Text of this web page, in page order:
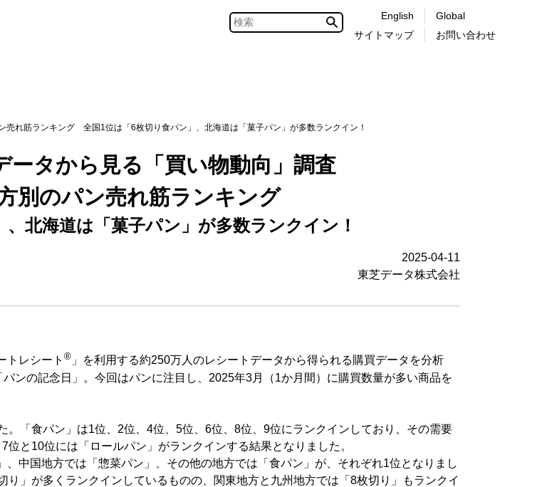
English
サイトマップ
Global
お問い合わせ
れ筋ランキング 全国1位は「6枚切り食パン」、北海道は「菓子パン」が多数ランクイン！
ータから見る「買い物動向」調査
別のパン売れ筋ランキング
北海道は「菓子パン」が多数ランクイン！
2025-04-11
東芝データ株式会社
トレシート ® 」を利用する約250万人のレシートデータから得られる購買データを分析
ンの記念日」。今回はパンに注目し、2025年3月（1か月間）に購買数量が多い商品を
「食パン」は1位、2位、4位、5位、6位、8位、9位にランクインしており、その需要
と10位には「ロールパン」がランクインする結果となりました。
中国地方では「惣菜パン」、その他の地方では「食パン」が、それぞれ1位となりまし
」が多くランクインしているものの、関東地方と九州地方では「8枚切り」もランクイ